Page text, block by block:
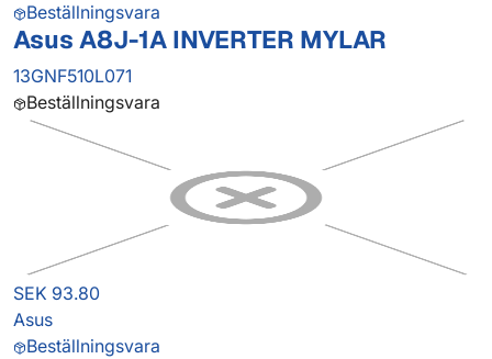
Beställningsvara
Asus A8J-1A INVERTER MYLAR
13GNF510L071
Beställningsvara
SEK 93.80
Asus
Beställningsvara